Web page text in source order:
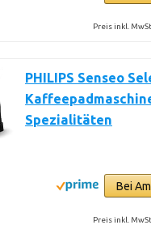
Preis inkl.
PHILIPS Senseo
Spezialitäten
Bei
Preis inkl.